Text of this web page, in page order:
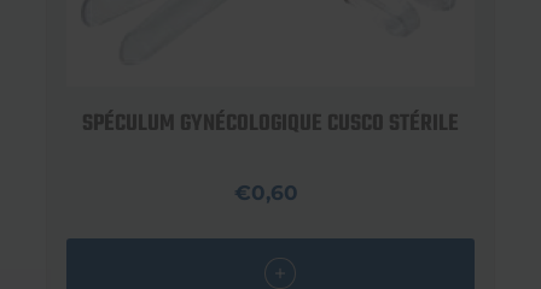
SPÉCULUM GYNÉCOLOGIQUE CUSCO STÉRILE
€0,60